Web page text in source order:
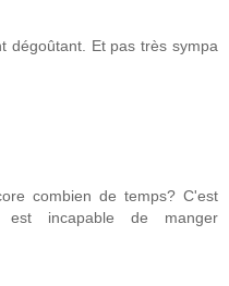
dégoûtant. Et pas très sympa
combien de temps? C'est
incapable de manger